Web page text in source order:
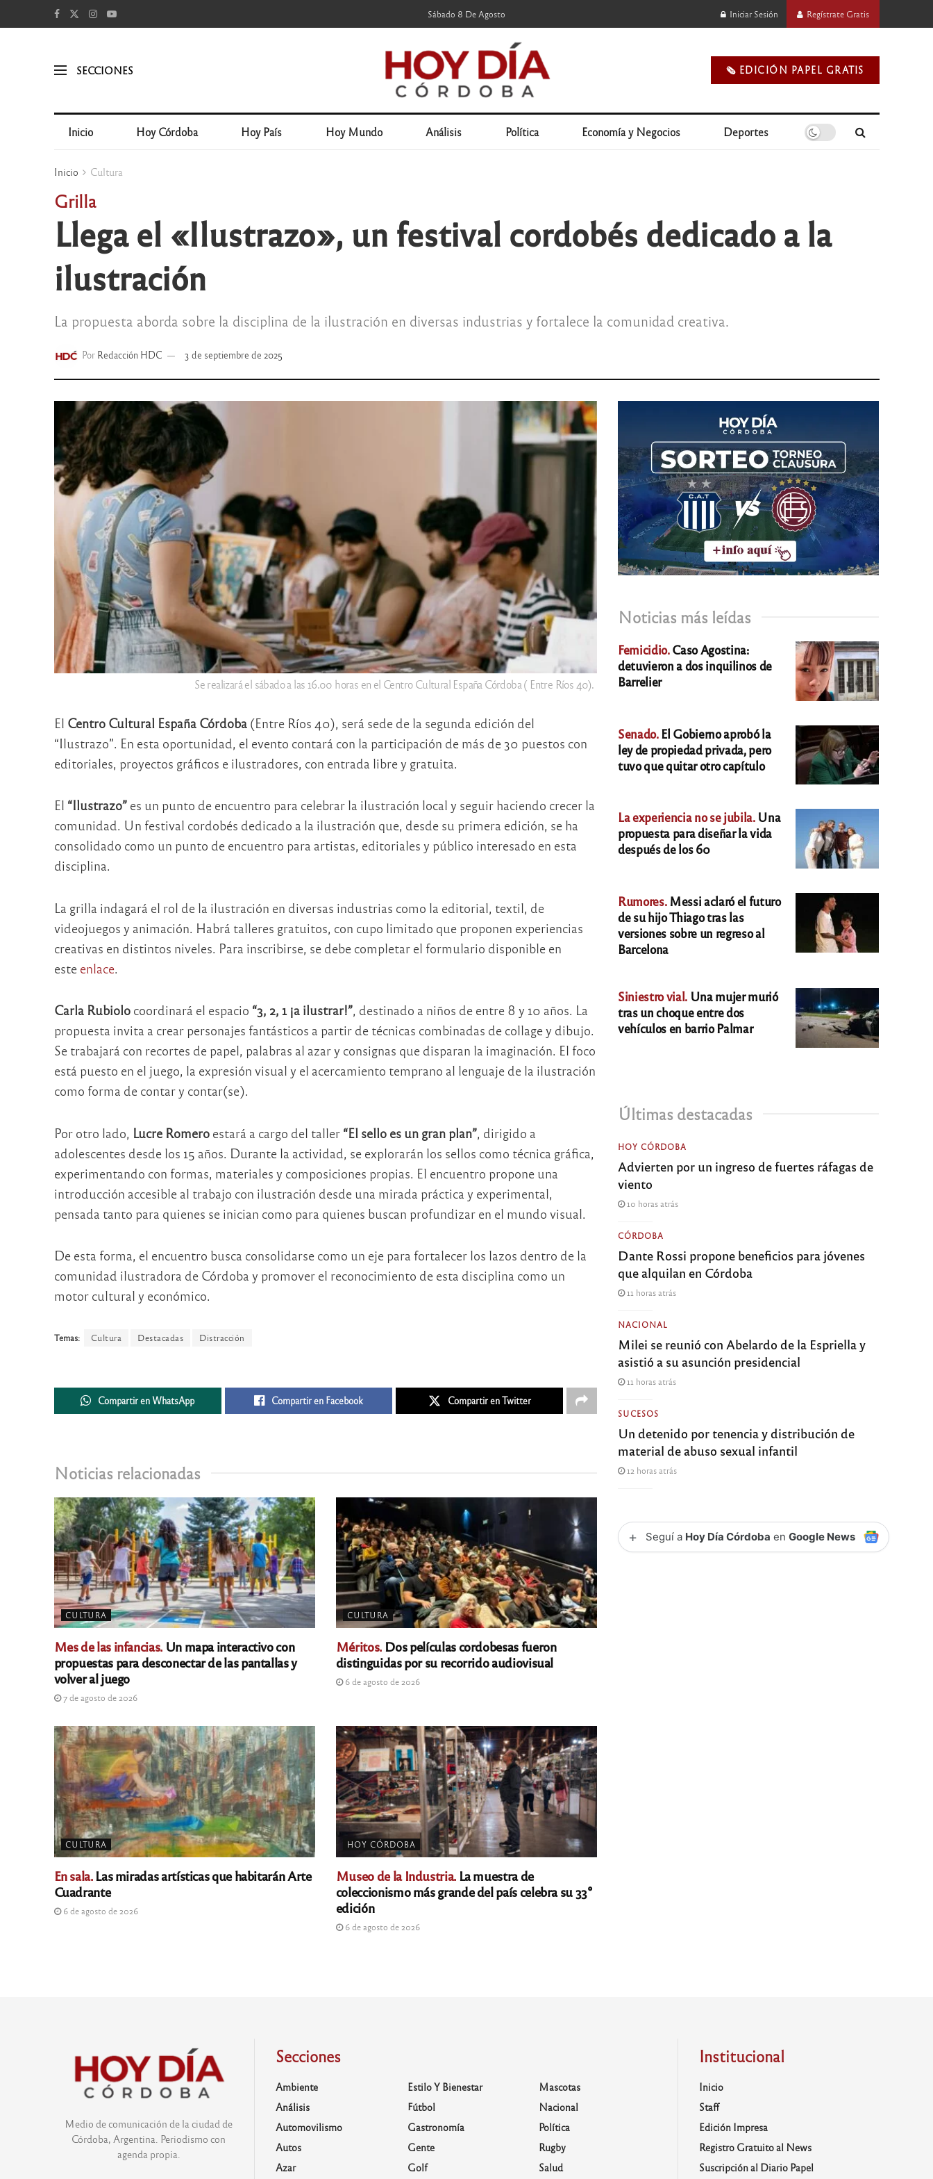
Sábado 8 De Agosto Iniciar Sesión Regístrate Gratis
SECCIONES 🗞️ EDICIÓN PAPEL GRATIS
Inicio Hoy Córdoba Hoy País Hoy Mundo Análisis Política Economía y Negocios Deportes
Inicio Cultura
Grilla
Llega el «Ilustrazo», un festival cordobés dedicado a la
ilustración
La propuesta aborda sobre la disciplina de la ilustración en diversas industrias y fortalece la comunidad creativa.
Por Redacción HDC 3 de septiembre de 2025
Se realizará el sábado a las 16.00 horas en el Centro Cultural España Córdoba ( Entre Ríos 40).
El Centro Cultural España Córdoba(Entre Ríos 40), será sede de la segunda edición del
“Ilustrazo”. En esta oportunidad, el evento contará con la participación de más de 30 puestos con
editoriales, proyectos gráficos e ilustradores, con entrada libre y gratuita.
El “Ilustrazo”es un punto de encuentro para celebrar la ilustración local y seguir haciendo crecer la
comunidad. Un festival cordobés dedicado a la ilustración que, desde su primera edición, se ha
consolidado como un punto de encuentro para artistas, editoriales y público interesado en esta
disciplina.
La grilla indagará el rol de la ilustración en diversas industrias como la editorial, textil, de
videojuegos y animación. Habrá talleres gratuitos, con cupo limitado que proponen experiencias
creativas en distintos niveles. Para inscribirse, se debe completar el formulario disponible en
este enlace.
Carla Rubiolocoordinará el espacio “3, 2, 1 ¡a ilustrar!”, destinado a niños de entre 8 y 10 años. La
propuesta invita a crear personajes fantásticos a partir de técnicas combinadas de collage y dibujo.
Se trabajará con recortes de papel, palabras al azar y consignas que disparan la imaginación. El foco
está puesto en el juego, la expresión visual y el acercamiento temprano al lenguaje de la ilustración
como forma de contar y contar(se).
Por otro lado, Lucre Romeroestará a cargo del taller “El sello es un gran plan”, dirigido a
adolescentes desde los 15 años. Durante la actividad, se explorarán los sellos como técnica gráfica,
experimentando con formas, materiales y composiciones propias. El encuentro propone una
introducción accesible al trabajo con ilustración desde una mirada práctica y experimental,
pensada tanto para quienes se inician como para quienes buscan profundizar en el mundo visual.
De esta forma, el encuentro busca consolidarse como un eje para fortalecer los lazos dentro de la
comunidad ilustradora de Córdoba y promover el reconocimiento de esta disciplina como un
motor cultural y económico.
Temas: Cultura Destacadas Distracción
Compartir en WhatsApp Compartir en Facebook Compartir en Twitter
Noticias relacionadas
CULTURA
Mes de las infancias.Un mapa interactivo con
propuestas para desconectar de las pantallas y
volver al juego
7 de agosto de 2026
CULTURA
Méritos.Dos películas cordobesas fueron
distinguidas por su recorrido audiovisual
6 de agosto de 2026
CULTURA
En sala.Las miradas artísticas que habitarán Arte
Cuadrante
6 de agosto de 2026
HOY CÓRDOBA
Museo de la Industria.La muestra de
coleccionismo más grande del país celebra su 33°
edición
6 de agosto de 2026
Noticias más leídas
Femicidio.Caso Agostina:
detuvieron a dos inquilinos de
Barrelier
Senado.El Gobierno aprobó la
ley de propiedad privada, pero
tuvo que quitar otro capítulo
La experiencia no se jubila.Una
propuesta para diseñar la vida
después de los 60
Rumores.Messi aclaró el futuro
de su hijo Thiago tras las
versiones sobre un regreso al
Barcelona
Siniestro vial. Una mujer murió
tras un choque entre dos
vehículos en barrio Palmar
Últimas destacadas
HOY CÓRDOBA
Advierten por un ingreso de fuertes ráfagas de
viento
10 horas atrás
CÓRDOBA
Dante Rossi propone beneficios para jóvenes
que alquilan en Córdoba
11 horas atrás
NACIONAL
Milei se reunió con Abelardo de la Espriella y
asistió a su asunción presidencial
11 horas atrás
SUCESOS
Un detenido por tenencia y distribución de
material de abuso sexual infantil
12 horas atrás
+ Seguí a Hoy Día Córdoba enGoogle News
Medio de comunicación de la ciudad de
Córdoba, Argentina. Periodismo con
agenda propia.
Secciones
Ambiente
Análisis
Automovilismo
Autos
Azar
Estilo Y Bienestar
Fútbol
Gastronomía
Gente
Golf
Mascotas
Nacional
Política
Rugby
Salud
Institucional
Inicio
Staff
Edición Impresa
Registro Gratuito al News
Suscripción al Diario Papel